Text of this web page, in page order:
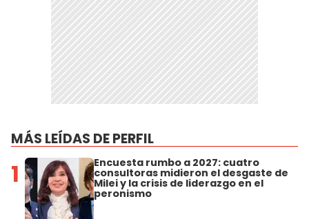
MÁS LEÍDAS DE PERFIL
1 Encuesta rumbo a 2027: cuatro
consultoras midieron el desgaste de
Milei y la crisis de liderazgo en el
peronismo